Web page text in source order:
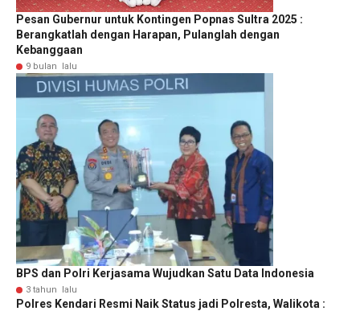
Pesan Gubernur untuk Kontingen Popnas Sultra 2025 :
Berangkatlah dengan Harapan, Pulanglah dengan
Kebanggaan
9 bulan lalu
BPS dan Polri Kerjasama Wujudkan Satu Data Indonesia
3 tahun lalu
Polres Kendari Resmi Naik Status jadi Polresta, Walikota :